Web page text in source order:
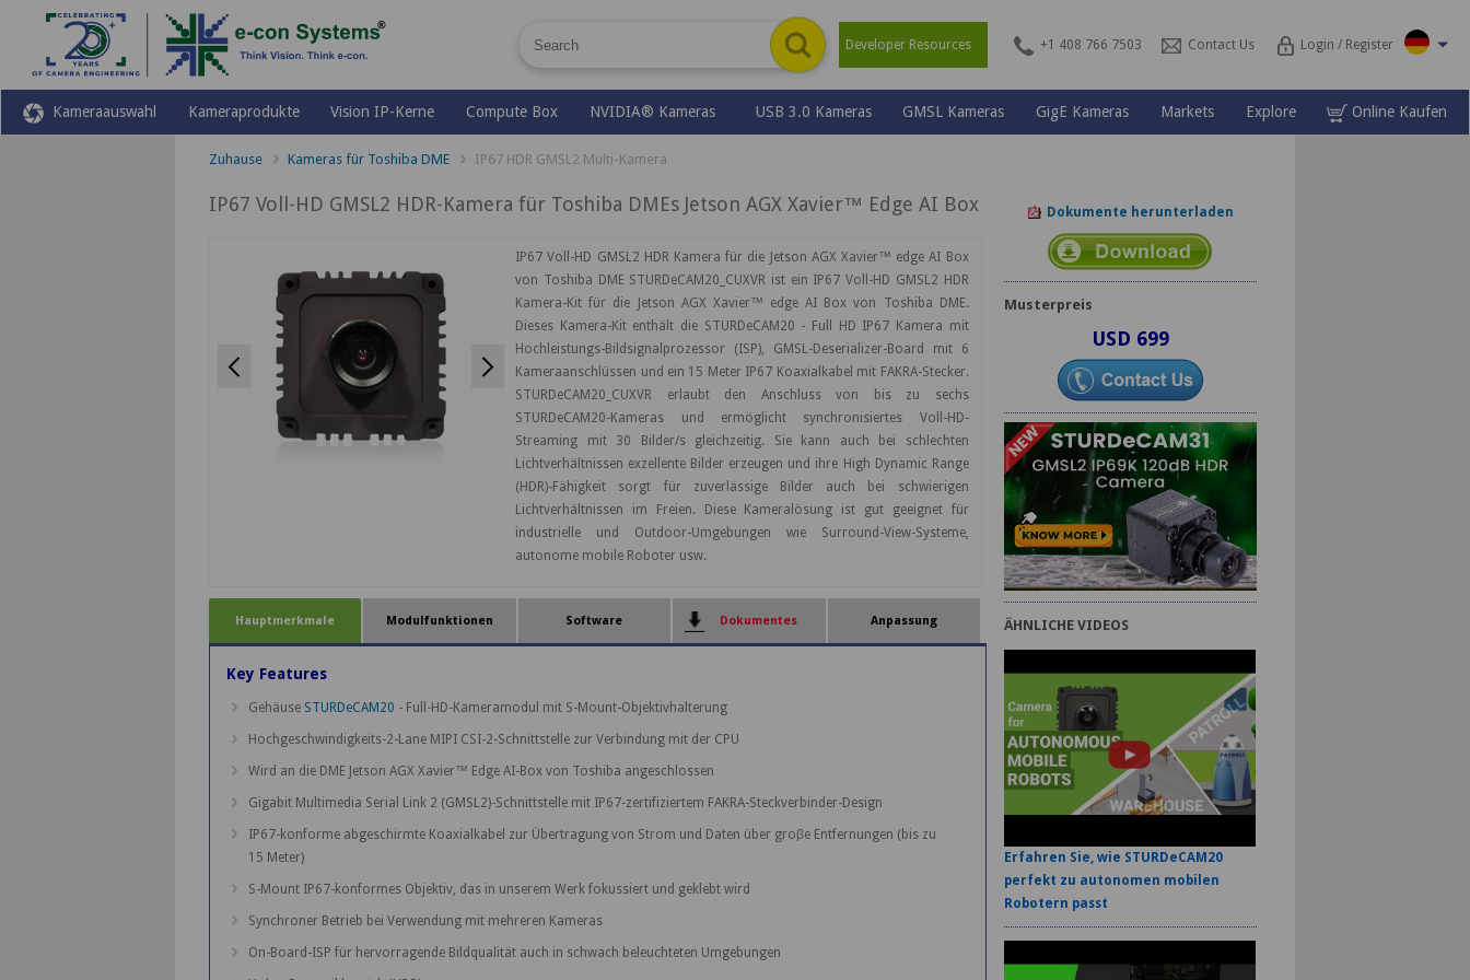
Developer Resources +1 408 766 7503 Contact Us Login / Register
Kameraauswahl Kameraprodukte Vision IP-Kerne Compute Box NVIDIA® Kameras USB 3.0 Kameras GMSL Kameras GigE Kameras Markets Explore Online Kaufen
Zuhause Kameras für Toshiba DME IP67 HDR GMSL2 Multi-Kamera
IP67 Voll-HD GMSL2 HDR-Kamera für Toshiba DMEs Jetson AGX Xavier™ Edge AI Box
Next
IP67 Voll-HD GMSL2 HDR Kamera für die Jetson AGX Xavier™ edge AI Box
von Toshiba DME STURDeCAM20_CUXVR ist ein IP67 Voll-HD GMSL2 HDR
Kamera-Kit für die Jetson AGX Xavier™ edge AI Box von Toshiba DME.
Dieses Kamera-Kit enthält die STURDeCAM20 - Full HD IP67 Kamera mit
Hochleistungs-Bildsignalprozessor (ISP), GMSL-Deserializer-Board mit 6
Kameraanschlüssen und ein 15 Meter IP67 Koaxialkabel mit FAKRA-Stecker.
STURDeCAM20_CUXVR erlaubt den Anschluss von bis zu sechs
STURDeCAM20-Kameras und ermöglicht synchronisiertes Voll-HD-
Streaming mit 30 Bilder/s gleichzeitig. Sie kann auch bei schlechten
Lichtverhältnissen exzellente Bilder erzeugen und ihre High Dynamic Range
(HDR)-Fähigkeit sorgt für zuverlässige Bilder auch bei schwierigen
Lichtverhältnissen im Freien. Diese Kameralösung ist gut geeignet für
industrielle und Outdoor-Umgebungen wie Surround-View-Systeme,
autonome mobile Roboter usw.
Hauptmerkmale Modulfunktionen Software Dokumentes Anpassung
Key Features
Gehäuse STURDeCAM20 - Full-HD-Kameramodul mit S-Mount-Objektivhalterung
Hochgeschwindigkeits-2-Lane MIPI CSI-2-Schnittstelle zur Verbindung mit der CPU
Wird an die DME Jetson AGX Xavier™ Edge AI-Box von Toshiba angeschlossen
Gigabit Multimedia Serial Link 2 (GMSL2)-Schnittstelle mit IP67-zertifiziertem FAKRA-Steckverbinder-Design
IP67-konforme abgeschirmte Koaxialkabel zur Übertragung von Strom und Daten über groβe Entfernungen (bis zu
15 Meter)
S-Mount IP67-konformes Objektiv, das in unserem Werk fokussiert und geklebt wird
Synchroner Betrieb bei Verwendung mit mehreren Kameras
On-Board-ISP für hervorragende Bildqualität auch in schwach beleuchteten Umgebungen
Dokumente herunterladen
Musterpreis
USD 699
ÄHNLICHE VIDEOS
Erfahren Sie, wie STURDeCAM20
perfekt zu autonomen mobilen
Robotern passt